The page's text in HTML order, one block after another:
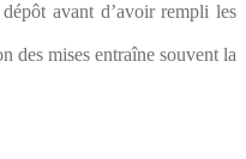
avant d’avoir rempli les
des mises entraîne souvent la